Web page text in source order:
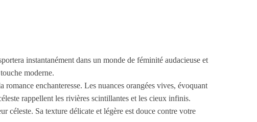
instantanément dans un monde de féminité audacieuse et
moderne.
enchanteresse. Les nuances orangées vives, évoquant
rappellent les rivières scintillantes et les cieux infinis.
céleste. Sa texture délicate et légère est douce contre votre